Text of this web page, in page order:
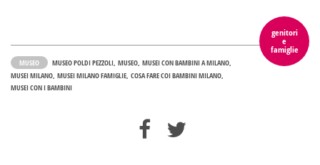
genitori
e
famiglie
MUSEO MUSEO POLDI PEZZOLI MUSEO MUSEI CON BAMBINI A MILANO
MUSEI MILANO MUSEI MILANO FAMIGLIE COSA FARE COI BAMBINI MILANO
MUSEI CON I BAMBINI